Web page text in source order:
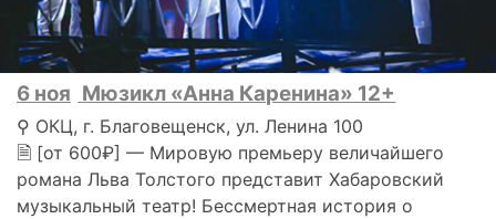
6 ноя Мюзикл «Анна Каренина» 12+
⚲ ОКЦ, г. Благовещенск, ул. Ленина 100
🗎 [от 600₽] — Мировую премьеру величайшего
романа Льва Толстого представит Хабаровский
музыкальный театр! Бессмертная история о